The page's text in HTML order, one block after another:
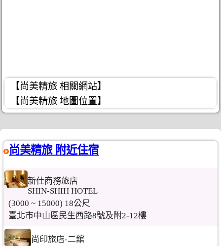
【尚美精旅 相關網站】
【尚美精旅 地圖位置】
尚美精旅 附近住宿
新仕商務旅店
SHIN-SHIH HOTEL
(3000 ~ 15000) 18公尺
臺北市中山區民生西路8號及附2-12樓
尚印旅店-二舘